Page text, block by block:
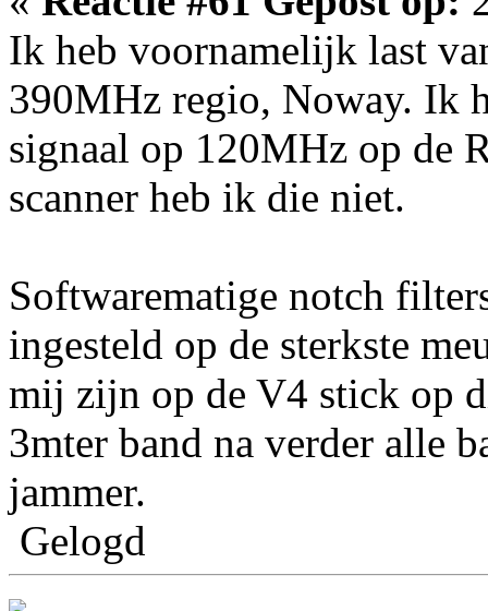
Ik heb voornamelijk last
390MHz regio, Noway. Ik
signaal op 120MHz op de
scanner heb ik die niet.
Softwarematige notch
ingesteld op de sterkste
mij zijn op de V4 stick op
3mter band na verder alle
jammer.
Gelogd